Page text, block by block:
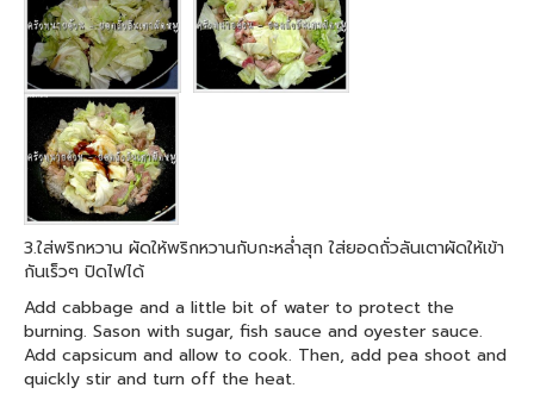
3.ใส่พริกหวาน ผัดให้พริกหวานกับกะหล่ำสุก ใส่ยอดถั่วลันเตาผัดให้เข้า
กันเร็วๆ ปิดไฟได้
Add cabbage and a little bit of water to protect the
burning. Sason with sugar, fish sauce and oyester sauce.
Add capsicum and allow to cook. Then, add pea shoot and
quickly stir and turn off the heat.